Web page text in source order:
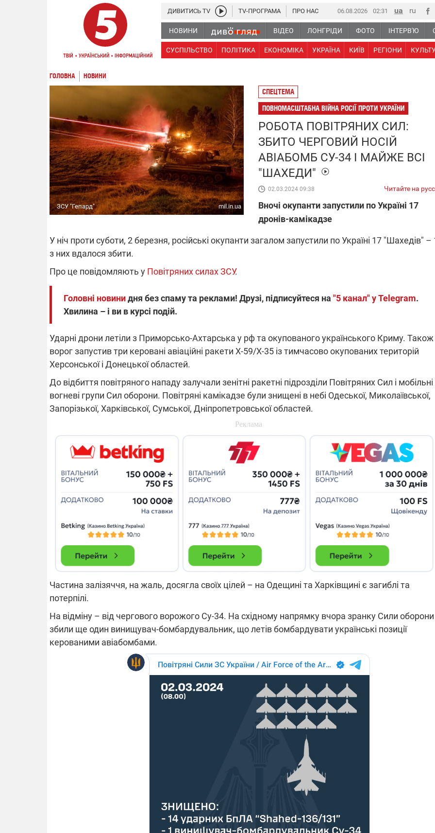
06.08.2026 02 31
НОВИНИ ВІДЕО ЛОНГРІДИ ФОТО ІНТЕРВ'Ю
СУСПІЛЬСТВО ПОЛІТИКА ЕКОНОМІКА УКРАЇНА КИЇВ РЕГІОНИ
ДИВИТИСЬ TV TV-ПРОГРАМА ПРО НАС
ГОЛОВНА НОВИНИ
ЗСУ "Гепард" mil.in.ua
СПЕЦТЕМА
ПОВНОМАСШТАБНА ВІЙНА РОСІЇ ПРОТИ УКРАЇНИ
РОБОТА ПОВІТРЯНИХ СИЛ:
ЗБИТО ЧЕРГОВИЙ НОСІЙ
АВІАБОМБ СУ-34 І МАЙЖЕ ВСІ
"ШАХЕДИ"
02.03.2024 09:38 Читайте на
Вночі окупанти запустили по Україні 17
дронів-камікадзе
У ніч проти суботи, 2 березня, російські окупанти загалом запустили по Україні 17 "Шахедів" –
з них вдалося збити.
Про це повідомляють у Повітряних силах ЗСУ.
Головні новинидня без спаму та реклами! Друзі, підписуйтеся на "5 канал" у Telegram.
Хвилина – і ви в курсі подій.
Ударні дрони летіли з Приморсько-Ахтарська у рф та окупованого українського Криму. Також
ворог запустив три керовані авіаційні ракети Х-59/Х-35 із тимчасово окупованих територій
Херсонської і Донецької областей.
До відбиття повітряного нападу залучали зенітні ракетні підрозділи Повітряних Сил і мобільні
вогневі групи Сил оборони. Повітряні камікадзе були знищені в небі Одеської, Миколаївської,
Запорізької, Харківської, Сумської, Дніпропетровської областей.
Частина залізяччя, на жаль, досягла своїх цілей – на Одещині та Харківщині є загиблі та
потерпілі.
На відміну – від чергового ворожого Су-34. На східному напрямку вчора зранку Сили оборони
збили ще один винищувач-бомбардувальник, що летів бомбардувати українські позиції
керованими авіабомбами.
ВІДКЛЮЧЕННЯ СВІТЛА В УКРАЇНІ
Частина споживачів у чотирьох
областях залишається без світла після
Готуйте павербанки: через аномальну
спеку у серпні, можуть повернутися
взялося за колишнього виконавчого
директора Енергоатому
З колишнього віцепрем'єра Олексія
інститут Роскосмосу
08.09.2025 12:09
Dodge Challenger
14.11.2025 17:15
"Око та щит": дрони,
РЕБ і пікапи – триває
одразу чотирьох